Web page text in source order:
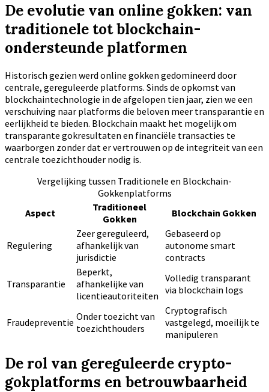
De evolutie van online gokken: van
traditionele tot blockchain-
ondersteunde platformen
Historisch gezien werd online gokken gedomineerd door
centrale, gereguleerde platforms. Sinds de opkomst van
blockchaintechnologie in de afgelopen tien jaar, zien we een
verschuiving naar platforms die beloven meer transparantie en
eerlijkheid te bieden. Blockchain maakt het mogelijk om
transparante gokresultaten en financiële transacties te
waarborgen zonder dat er vertrouwen op de integriteit van een
centrale toezichthouder nodig is.
Vergelijking tussen Traditionele en Blockchain-
Gokkenplatforms
Aspect
Traditioneel
Gokken
Blockchain Gokken
Regulering
Zeer gereguleerd,
afhankelijk van
jurisdictie
Gebaseerd op
autonome smart
contracts
Transparantie
Beperkt,
afhankelijke van
licentieautoriteiten
Volledig transparant
via blockchain logs
Fraudepreventie Onder toezicht van
toezichthouders
Cryptografisch
vastgelegd, moeilijk te
manipuleren
De rol van gereguleerde crypto-
gokplatforms en betrouwbaarheid